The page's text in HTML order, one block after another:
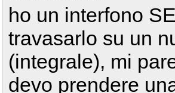
ho un interfono
travasarlo su un
(integrale), mi
devo prendere